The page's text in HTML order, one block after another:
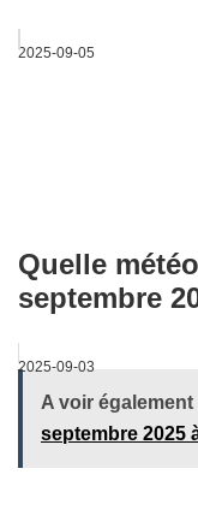
2025-09-05
Quelle
septembre
2025-09-03
A voir également
septembre 2025